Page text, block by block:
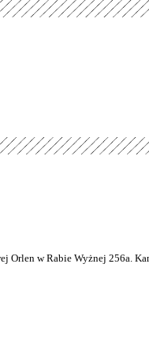
Orlen w Rabie Wyżnej 256a.